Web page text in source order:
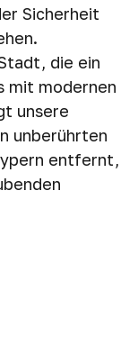
Sicherheit
die ein
mit modernen
unsere
unberührten
entfernt,